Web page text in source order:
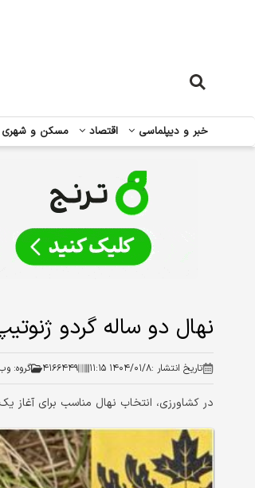
خبر و دیپلماسی اقتصاد مسکن و شهری
نهال دو ساله گردو ژنوتیپ رویال تیپ
تاریخ انتشار :۱۴۰۴/۰۱/۸ ۱۱:۱۵ ۴۱۶۶۴۴۹ گروه:
در کشاورزی، انتخاب نهال مناسب برای آغاز